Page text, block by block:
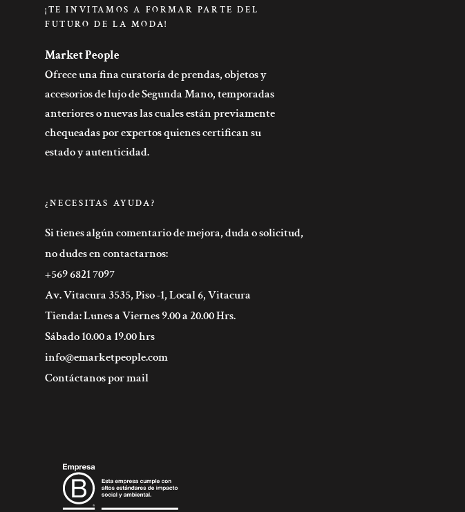
¡TE INVITAMOS A FORMAR PARTE DEL
FUTURO DE LA MODA!
Market People
Ofrece una fina curatoría de prendas, objetos y
accesorios de lujo de Segunda Mano, temporadas
anteriores o nuevas las cuales están previamente
chequeadas por expertos quienes certifican su
estado y autenticidad.
¿NECESITAS AYUDA?
Si tienes algún comentario de mejora, duda o solicitud,
no dudes en contactarnos:
+569 6821 7097
Av. Vitacura 3535, Piso -1, Local 6, Vitacura
Tienda: Lunes a Viernes 9.00 a 20.00 Hrs.
Sábado 10.00 a 19.00 hrs
info@emarketpeople.com
Contáctanos por mail